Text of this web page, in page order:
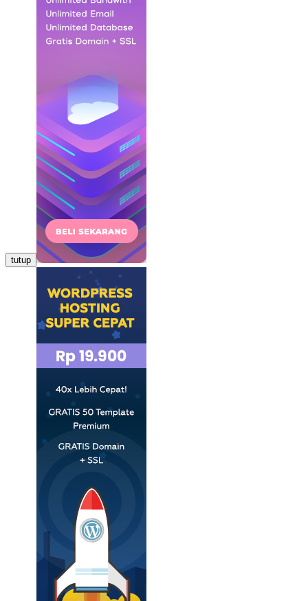
tutup